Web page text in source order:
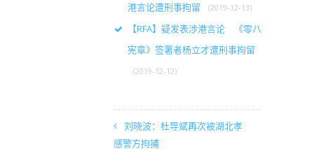
港言论遭刑事拘留
(2019-12-13)
【RFA】疑发表涉港言论 《零八
宪章》签署者杨立才遭刑事拘留
(2019-12-12)
刘晓波：杜导斌再次被湖北孝
感警方拘捕